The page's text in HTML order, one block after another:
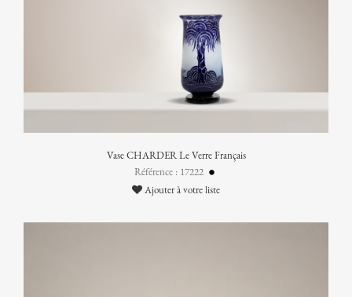
Vase CHARDER Le Verre Français
Référence : 17222
Ajouter à votre liste